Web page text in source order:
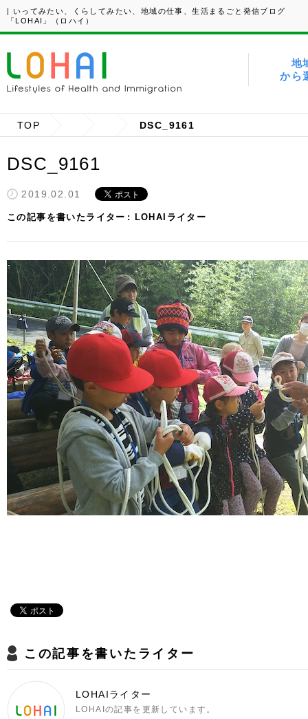
| いってみたい、くらしてみたい、地域の仕事、生活まるごと発信ブログ
「LOHAI」（ロハイ）
地
から
TOP DSC_9161
DSC_9161
2019.02.01
この記事を書いたライター LOHAIライター
この記事を書いたライター
LOHAIライター
LOHAIの記事を更新しています。